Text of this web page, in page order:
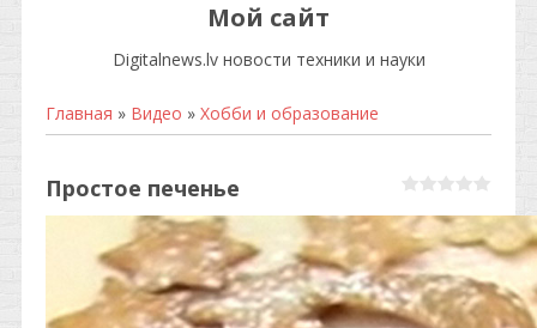
Мой сайт
Digitalnews.lv новости техники и науки
Главная » Видео » Хобби и образование
Простое печенье